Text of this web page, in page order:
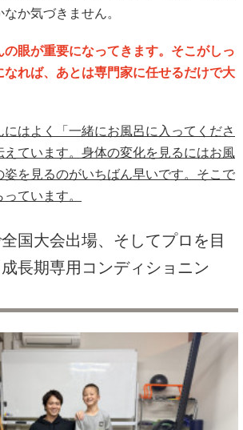
か気づきません。
の眼が重要になってきます。そこがしっ
なれば、あとは専門家に任せるだけで大
はよく「一緒にお風呂に入ってくださ
えています。身体の変化を見るにはお風
姿を見るのがいちばん早いです。そこで
ています。
国大会出場、そしてプロを目
長期専用コンディショニン